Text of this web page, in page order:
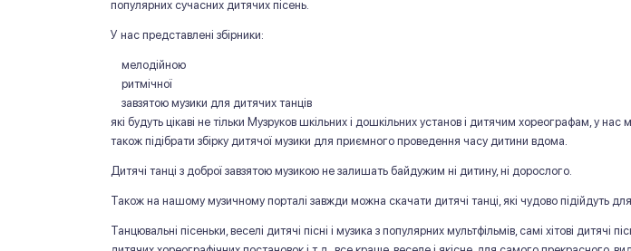
популярних сучасних дитячих пісень.
У нас представлені збірники:
мелодійною
ритмічної
завзятою музики для дитячих танців
які будуть цікаві не тільки Музруков шкільних і дошкільних установ і дитячим хореографам, у
також підібрати збірку дитячої музики для приємного проведення часу дитини вдома.
Дитячі танці з доброї завзятою музикою не залишать байдужим ні дитину, ні дорослого.
Також на нашому музичному порталі завжди можна скачати дитячі танці, які чудово підійдуть
Танцювальні пісеньки, веселі дитячі пісні і музика з популярних мультфільмів, самі хітові